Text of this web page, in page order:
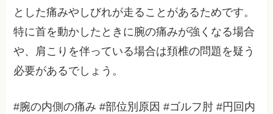
とした痛みやしびれが走ることがあるためです。
特に首を動かしたときに腕の痛みが強くなる場合
や、肩こりを伴っている場合は頚椎の問題を疑う
必要があるでしょう。
#腕の内側の痛み #部位別原因 #ゴルフ肘 #円回内